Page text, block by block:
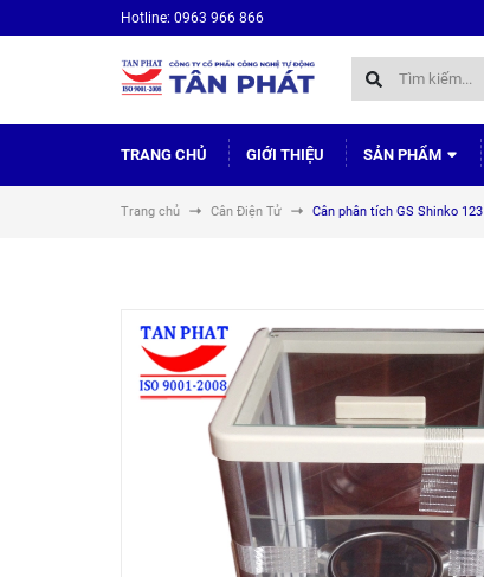
Hotline: 0963 966 866
TRANG CHỦ GIỚI THIỆU SẢN PHẨM
Trang chủ Cân Điện Tử Cân phân tích GS Shinko 123